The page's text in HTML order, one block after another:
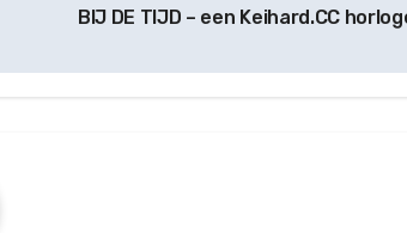
BIJ DE TIJD – een Keihard.CC